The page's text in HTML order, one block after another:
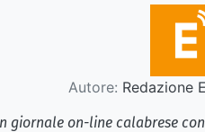
Autore: Redazione
giornale on-line calabrese